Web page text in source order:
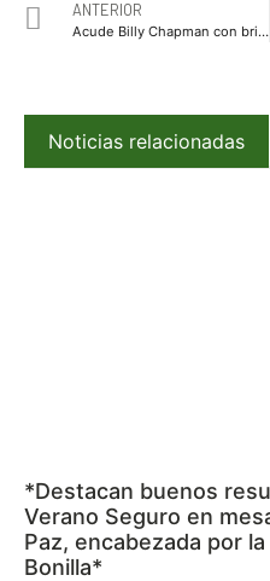
ANTERIOR
Acude Billy Chapman con brigada médica al Poblado 6 valle del Carrizo
Noticias relacionadas
*Destacan buenos
Verano Seguro en
Paz, encabezada por
Bonilla*